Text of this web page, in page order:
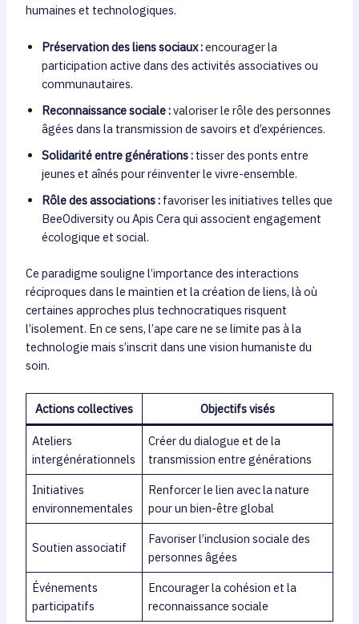
humaines et technologiques.
Préservation des liens sociaux :encourager la
participation active dans des activités associatives ou
communautaires.
Reconnaissance sociale :valoriser le rôle des personnes
âgées dans la transmission de savoirs et d’expériences.
Solidarité entre générations :tisser des ponts entre
jeunes et aînés pour réinventer le vivre-ensemble.
Rôle des associations :favoriser les initiatives telles que
BeeOdiversity ou Apis Cera qui associent engagement
écologique et social.
Ce paradigme souligne l’importance des interactions
réciproques dans le maintien et la création de liens, là où
certaines approches plus technocratiques risquent
l’isolement. En ce sens, l’ape care ne se limite pas à la
technologie mais s’inscrit dans une vision humaniste du
soin.
Actions collectives Objectifs visés
Ateliers
intergénérationnels
Créer du dialogue et de la
transmission entre générations
Initiatives
environnementales
Renforcer le lien avec la nature
pour un bien-être global
Soutien associatif
Favoriser l’inclusion sociale des
personnes âgées
Événements
participatifs
Encourager la cohésion et la
reconnaissance sociale